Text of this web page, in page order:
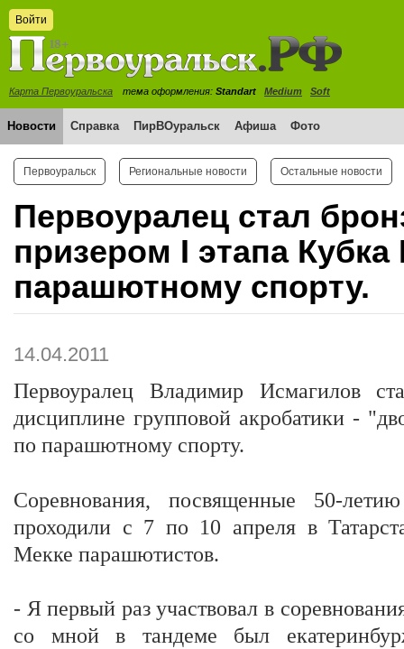
Войти
Карта Первоуральска тема оформления: Standart Medium Soft
Новости Справка ПирВОуральск Афиша Фото
Первоуральск Региональные новости Остальные новости
Первоуралец стал
призером I этапа
парашютному спорту.
14.04.2011
Первоуралец Владимир Исмагилов
дисциплине групповой акробатики -
по парашютному спорту.
Соревнования, посвященные 50-
проходили с 7 по 10 апреля в
Мекке парашютистов.
- Я первый раз участвовал в
со мной в тандеме был